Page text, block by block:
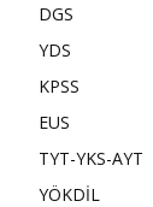
DGS
YDS
KPSS
EUS
TYT-YKS-AYT
YÖKDİL